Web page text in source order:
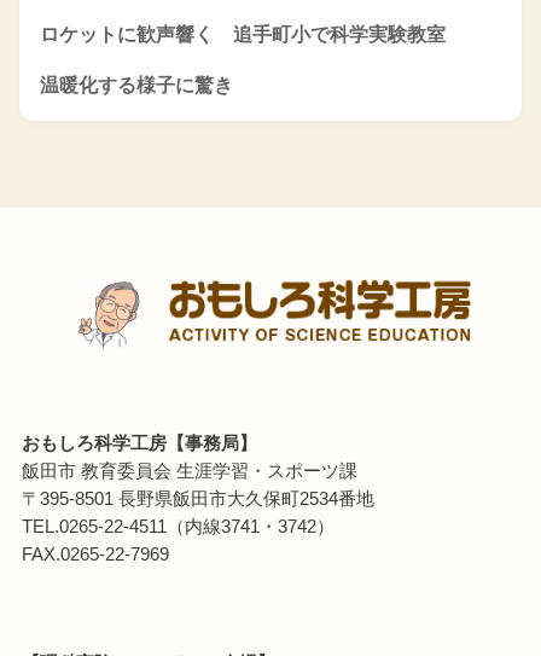
ロケットに歓声響く 追手町小で科学実験教室
温暖化する様子に驚き
おもしろ科学工房【事務局】
飯田市 教育委員会 生涯学習・スポーツ課
〒395-8501 長野県飯田市大久保町2534番地
TEL.0265-22-4511（内線3741・3742）
FAX.0265-22-7969